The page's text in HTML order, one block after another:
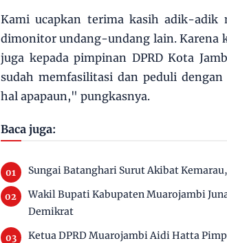
Kami ucapkan terima kasih adik-adik
dimonitor undang-undang lain. Karena
juga kepada pimpinan DPRD Kota
sudah memfasilitasi dan peduli
hal apapaun," pungkasnya.
Baca juga:
Sungai Batanghari Surut Akibat
Wakil Bupati Kabupaten Muarojambi
Demikrat
Ketua DPRD Muarojambi Aidi Hatta